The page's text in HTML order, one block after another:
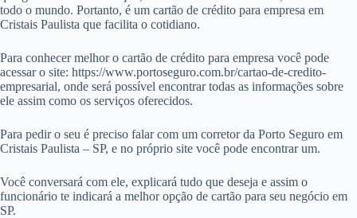
todo o mundo. Portanto, é um cartão de crédito para empresa em
Cristais Paulista que facilita o cotidiano.
Para conhecer melhor o cartão de crédito para empresa você pode
acessar o site: https://www.portoseguro.com.br/cartao-de-credito-
empresarial, onde será possível encontrar todas as informações sobre
ele assim como os serviços oferecidos.
Para pedir o seu é preciso falar com um corretor da Porto Seguro em
Cristais Paulista – SP, e no próprio site você pode encontrar um.
Você conversará com ele, explicará tudo que deseja e assim o
funcionário te indicará a melhor opção de cartão para seu negócio em
SP.